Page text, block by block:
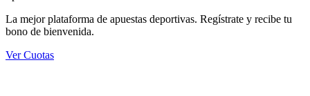
La mejor plataforma de apuestas deportivas. Regístrate y recibe tu
bono de bienvenida.
Ver Cuotas